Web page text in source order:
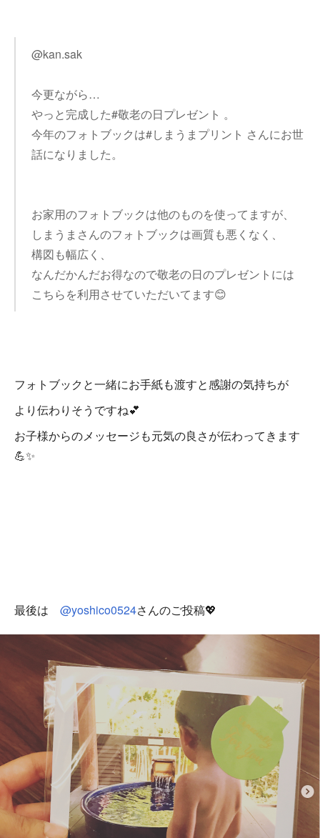
@kan.sak
今更ながら…
やっと完成した#敬老の日プレゼント 。
今年のフォトブックは#しまうまプリント さんにお世
話になりました。
お家用のフォトブックは他のものを使ってますが、
しまうまさんのフォトブックは画質も悪くなく、
構図も幅広く、
なんだかんだお得なので敬老の日のプレゼントには
こちらを利用させていただいてます😊
フォトブックと一緒にお手紙も渡すと感謝の気持ちが
より伝わりそうですね💕
お子様からのメッセージも元気の良さが伝わってきます
💪✨
最後は @yoshico0524さんのご投稿💖